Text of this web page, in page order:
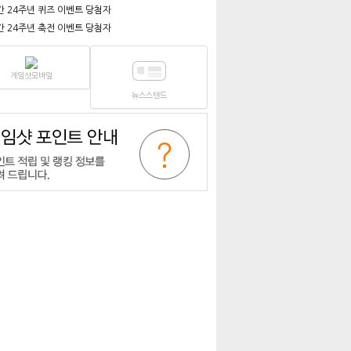
24주년 퀴즈 이벤트 당첨자
24주년 축전 이벤트 당첨자
게임샷모바일
뉴스스탠드